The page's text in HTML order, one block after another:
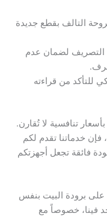
التالف بقطع جديدة
التصريف لضمان عدم
للتأكد من قراءته
تنافسية لا تُقارن.
فإن خدماتنا تقدم لكم
فائقة تجعل أجهزتكم
على برودة البيت بنفس
فينا، خصوصاً مع